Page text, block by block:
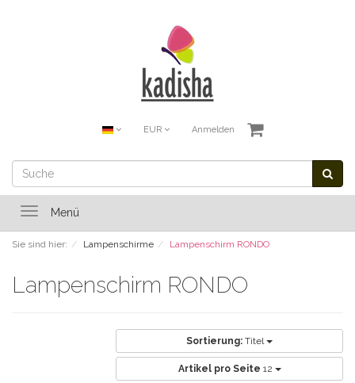
EUR Anmelden
ToggleMenü
Sie sind hier: Lampenschirme Lampenschirm RONDO
Lampenschirm RONDO
Sortierung: Titel
Artikel pro Seite 12